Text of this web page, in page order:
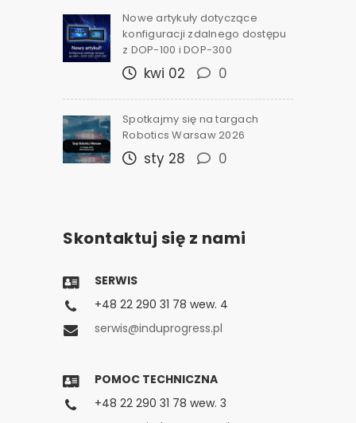
Nowe artykuły dotyczące
konfiguracji zdalnego dostępu
z DOP-100 i DOP-300
kwi 02 0
Spotkajmy się na targach
Robotics Warsaw 2026
sty 28 0
Skontaktuj się z nami
SERWIS
+48 22 290 31 78 wew. 4
serwis@induprogress.pl
POMOC TECHNICZNA
+48 22 290 31 78 wew. 3